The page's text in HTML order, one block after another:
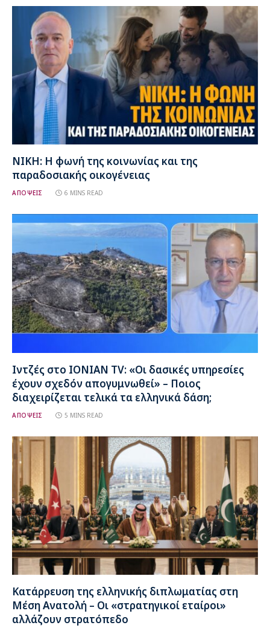
ΝΙΚΗ: Η φωνή της κοινωνίας και της
παραδοσιακής οικογένειας
ΑΠΟΨΕΙΣ 6 MINS READ
Ιντζές στο IONIAN TV: «Οι δασικές υπηρεσίες
έχουν σχεδόν απογυμνωθεί» – Ποιος
διαχειρίζεται τελικά τα ελληνικά δάση;
ΑΠΟΨΕΙΣ 5 MINS READ
Κατάρρευση της ελληνικής διπλωματίας στη
Μέση Ανατολή – Οι «στρατηγικοί εταίροι»
αλλάζουν στρατόπεδο